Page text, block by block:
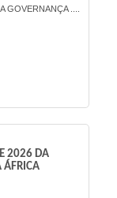
GOVERNANÇA ....
2026 DA
ÁFRICA